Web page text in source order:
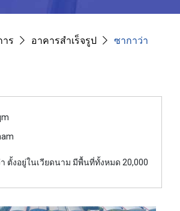
าร อาคารสำเร็จรูป ซากาว่า
ตั้งอยู่ในเวียดนาม มีพื้นที่ทั้งหมด 20,000